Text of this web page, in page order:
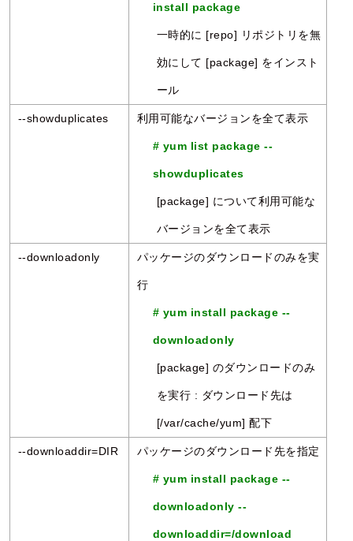
install package
一時的に [repo] リポジトリを無
効にして [package] をインスト
ール
--showduplicates 利用可能なバージョンを全て表示
# yum list package --
showduplicates
[package] について利用可能な
バージョンを全て表示
--downloadonly パッケージのダウンロードのみを実
行
# yum install package --
downloadonly
[package] のダウンロードのみ
を実行 : ダウンロード先は
[/var/cache/yum] 配下
--downloaddir=DIR パッケージのダウンロード先を指定
# yum install package --
downloadonly --
downloaddir=/download